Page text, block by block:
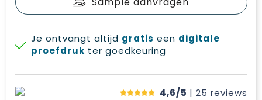
Je ontvangt altijd gratis een digitale
proefdruk ter goedkeuring
4,6/5 | 25 reviews